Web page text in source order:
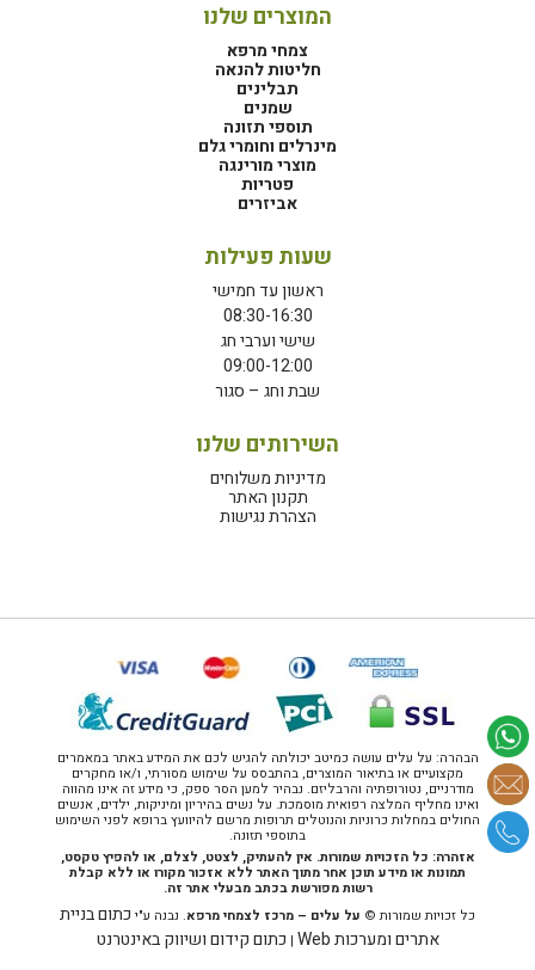
המוצרים שלנו
צמחי מרפא
חליטות להנאה
תבלינים
שמנים
תוספי תזונה
מינרלים וחומרי גלם
מוצרי מורינגה
פטריות
אביזרים
שעות פעילות
ראשון עד חמישי
08:30-16:30
שישי וערבי חג
09:00-12:00
שבת וחג – סגור
השירותים שלנו
מדיניות משלוחים
תקנון האתר
הצהרת נגישות
הבהרה: על עלים עושה כמיטב יכולתה להגיש לכם את המידע באתר במאמרים
מקצועיים או בתיאור המוצרים, בהתבסס על שימוש מסורתי, ו/או מחקרים
מודרניים, נטורופתיה והרבליזם. נבהיר למען הסר ספק, כי מידע זה אינו מהווה
ואינו מחליף המלצה רפואית מוסמכת. על נשים בהיריון ומיניקות, ילדים, אנשים
החולים במחלות כרוניות והנוטלים תרופות מרשם להיוועץ ברופא לפני השימוש
בתוספי תזונה.
אזהרה: כל הזכויות שמורות. אין להעתיק, לצטט, לצלם, או להפיץ טקסט,
תמונות או מידע תוכן אחר מתוך האתר ללא אזכור מקורו או ללא קבלת
רשות מפורשת בכתב מבעלי אתר זה.
כל זכויות שמורות © על עלים – מרכז לצמחי מרפא. נבנה ע"יכתום בניית
אתרים ומערכות Web
| כתום קידום ושיווק באינטרנט